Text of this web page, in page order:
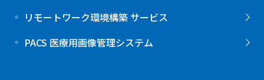
リモートワーク環境構築 サービス
PACS 医療用画像管理システム